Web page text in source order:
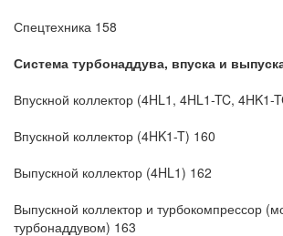
Спецтехника 158
Система турбонаддува, впуска и
Впускной коллектор (4HL1, 4HL1-TC, 4HK1-
Впускной коллектор (4HK1-T) 160
Выпускной коллектор (4HL1) 162
Выпускной коллектор и турбокомпрессор
турбонаддувом) 163